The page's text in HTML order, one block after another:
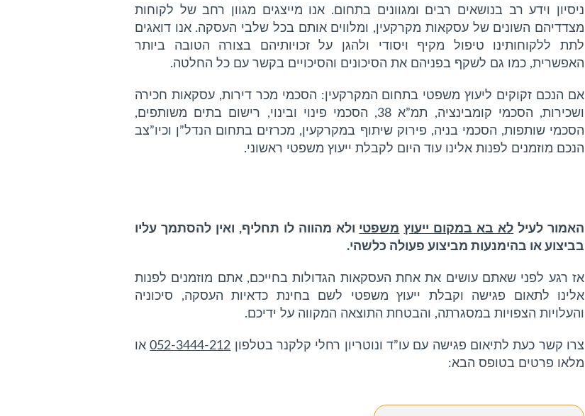
ניסיון וידע רב בנושאים רבים ומגוונים בתחום. אנו מייצגים מגוון רחב של לקוחות
מצדדיהם השונים של עסקאות מקרקעין, ומלווים אותם בכל שלבי העסקה. אנו דואגים
לתת ללקוחותינו טיפול מקיף ויסודי ולהגן על זכויותיהם בצורה הטובה ביותר
האפשרית, כמו גם לשקף בפניהם את הסיכונים והסיכויים בקשר עם כל החלטה.
אם הנכם זקוקים ליעוץ משפטי בתחום המקרקעין: הסכמי מכר דירות, עסקאות חכירה
ושכירות, הסכמי קומבינציה, תמ”א 38, הסכמי פינוי ובינוי, רישום בתים משותפים,
הסכמי שותפות, הסכמי בניה, פירוק שיתוף במקרקעין, מכרזים בתחום הנדל”ן וכיו”צב
הנכם מוזמנים לפנות אלינו עוד היום לקבלת ייעוץ משפטי ראשוני.
האמור לעיל לא בא במקום ייעוץ משפטי ולא מהווה לו תחליף, ואין להסתמך עליו
בביצוע או בהימנעות מביצוע פעולה כלשהי.
אז רגע לפני שאתם עושים את אחת העסקאות הגדולות בחייכם, אתם מוזמנים לפנות
אלינו לתאום פגישה וקבלת ייעוץ משפטי לשם בחינת כדאיות העסקה, סיכוניה
והעלויות הצפויות במסגרתה, והבטחת התוצאה המקווה על ידיכם.
צרו קשר כעת לתיאום פגישה עם עו”ד ונוטריון רחלי קלקנר בטלפון 052-3444-212או
מלאו פרטים בטופס הבא: